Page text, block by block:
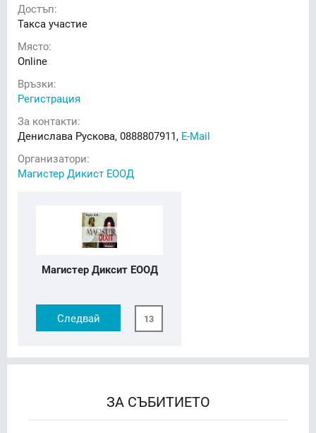
Достъп:
Такса участие
Място:
Online
Връзки:
Регистрация
За контакти:
Денислава Рускова, 0888807911, E-Mail
Организатори:
Магистер Дикист ЕООД
Магистер Диксит ЕООД
Следвай 13
ЗА СЪБИТИЕТО